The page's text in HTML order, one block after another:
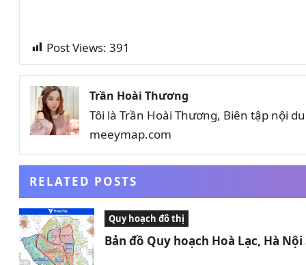
Post Views: 391
Trần Hoài Thương
Tôi là Trần Hoài Thương, Biên tập nội
meeymap.com
RELATED POSTS
Quy hoạch đô thị
Bản đồ Quy hoạch Hoà Lạc, Hà Nội